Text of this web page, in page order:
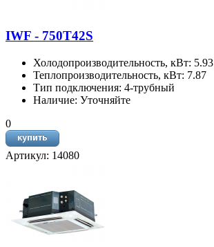
IWF - 750T42S
Холодопроизводительность, кВт: 5.93
Теплопроизводительность, кВт: 7.87
Тип подключения: 4-трубный
Наличие: Уточняйте
0
Артикул: 14080